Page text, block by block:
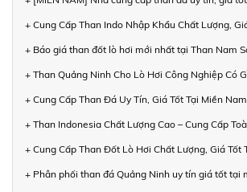
+ Cung Cấp Than Indo Nhập Khẩu Chất Lượng,
+ Báo giá than đốt lò hơi mới nhất tại Than Nam
+ Than Quảng Ninh Cho Lò Hơi Công Nghiệp Có
+ Cung Cấp Than Đá Uy Tín, Giá Tốt Tại Miền
+ Than Indonesia Chất Lượng Cao – Cung Cấp
+ Cung Cấp Than Đốt Lò Hơi Chất Lượng, Giá Tốt
+ Phân phối than đá Quảng Ninh uy tín giá tốt tại